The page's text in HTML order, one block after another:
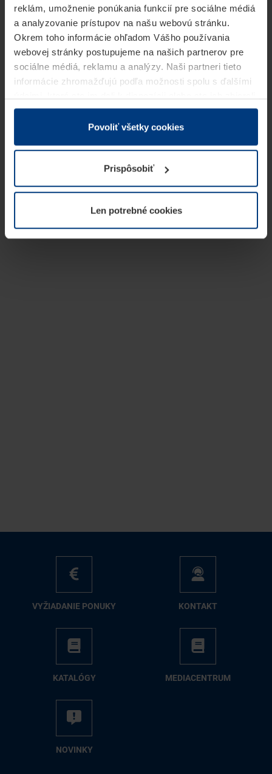
reklám, umožnenie ponúkania funkcií pre sociálne médiá
a analyzovanie prístupov na našu webovú stránku.
Okrem toho informácie ohľadom Vášho používania
webovej stránky postupujeme na našich partnerov pre
sociálne médiá, reklamu a analýzy. Naši partneri tieto
informácie zhromažďujú podľa možnosti spolu s ďalšími
v rámci Vášho využívania služieb.
Z právneho hľadiska môžeme cookies ukladať na Vašom
prevádzku tejto stránky. Pre všetky ostatné typy cookie
potrebujeme Vaše povolenie. Vaše povolenie môžete
kedykoľvek zmeniť alebo odvolať vo vysvetlení cookie
našej webovej stránky.
Povoliť všetky cookies
Prispôsobiť
Len potrebné cookies
VY­ŽIA­DA­NIE PO­NU­KY KON­TAKT
KA­TA­LÓ­GY ME­DIA­CEN­TRUM
NO­VIN­KY